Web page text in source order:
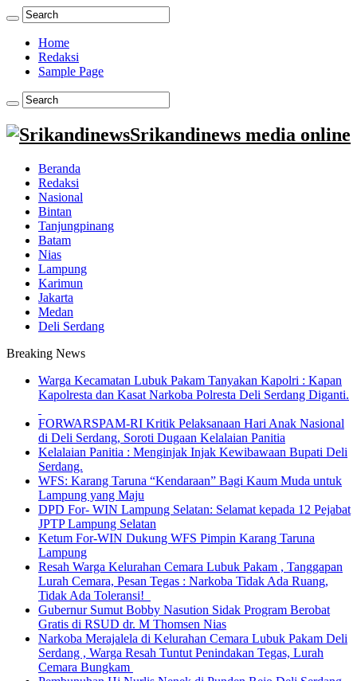
Home
Redaksi
Sample Page
Srikandinews media online
Beranda
Redaksi
Nasional
Bintan
Tanjungpinang
Batam
Nias
Lampung
Karimun
Jakarta
Medan
Deli Serdang
Breaking News
Warga Kecamatan Lubuk Pakam Tanyakan Kapolri : Kapan
Kapolresta dan Kasat Narkoba Polresta Deli Serdang Diganti.
FORWARSPAM-RI Kritik Pelaksanaan Hari Anak Nasional
di Deli Serdang, Soroti Dugaan Kelalaian Panitia
Kelalaian Panitia : Menginjak Injak Kewibawaan Bupati Deli
Serdang.
WFS: Karang Taruna “Kendaraan” Bagi Kaum Muda untuk
Lampung yang Maju
DPD For- WIN Lampung Selatan: Selamat kepada 12 Pejabat
JPTP Lampung Selatan
Ketum For-WIN Dukung WFS Pimpin Karang Taruna
Lampung
Resah Warga Kelurahan Cemara Lubuk Pakam , Tanggapan
Lurah Cemara, Pesan Tegas : Narkoba Tidak Ada Ruang,
Tidak Ada Toleransi!
Gubernur Sumut Bobby Nasution Sidak Program Berobat
Gratis di RSUD dr. M Thomsen Nias
Narkoba Merajalela di Kelurahan Cemara Lubuk Pakam Deli
Serdang , Warga Resah Tuntut Penindakan Tegas, Lurah
Cemara Bungkam